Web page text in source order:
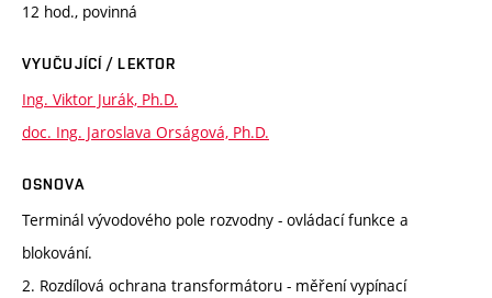
12 hod., povinná
VYUČUJÍCÍ / LEKTOR
Ing. Viktor Jurák, Ph.D.
doc. Ing. Jaroslava Orságová, Ph.D.
OSNOVA
Terminál vývodového pole rozvodny - ovládací funkce a
blokování.
2. Rozdílová ochrana transformátoru - měření vypínací